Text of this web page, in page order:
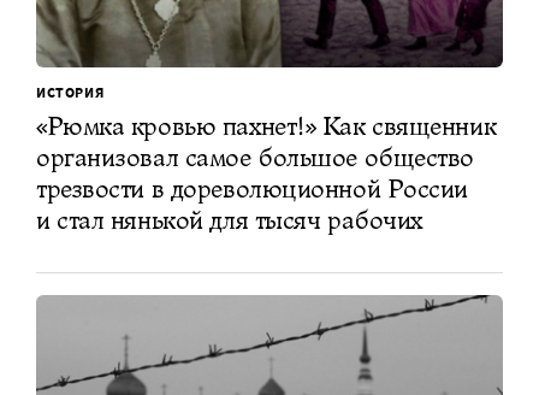
ИСТОРИЯ
«Рюмка кровью пахнет!» Как священник
организовал самое большое общество
трезвости в дореволюционной России
и стал нянькой для тысяч рабочих